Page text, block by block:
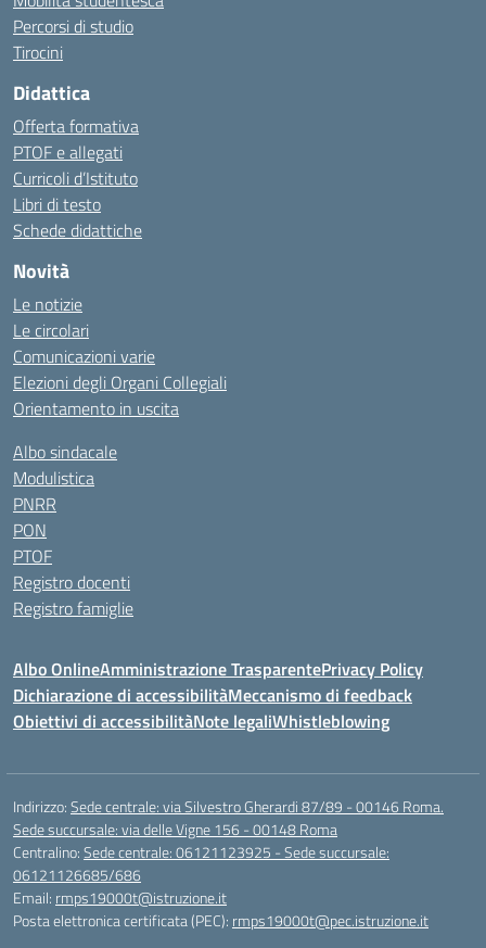
Percorsi di studio
Tirocini
Didattica
Offerta formativa
PTOF e allegati
Curricoli d’Istituto
Libri di testo
Schede didattiche
Novità
Le notizie
Le circolari
Comunicazioni varie
Elezioni degli Organi Collegiali
Orientamento in uscita
Albo sindacale
Modulistica
PNRR
PON
PTOF
Registro docenti
Registro famiglie
Albo OnlineAmministrazione TrasparentePrivacy Policy
Dichiarazione di accessibilitàMeccanismo di feedback
Obiettivi di accessibilitàNote legaliWhistleblowing
Indirizzo:Sede centrale: via Silvestro Gherardi 87/89 - 00146 Roma.
Sede succursale: via delle Vigne 156 - 00148 Roma
Centralino:Sede centrale: 06121123925 - Sede succursale:
06121126685/686
Email: rmps19000t@istruzione.it
Posta elettronica certificata (PEC): rmps19000t@pec.istruzione.it